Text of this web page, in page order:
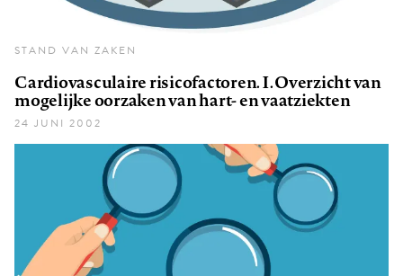
STAND VAN ZAKEN
Cardiovasculaire risicofactoren. I. Overzicht van
mogelijke oorzaken van hart- en vaatziekten
24 JUNI 2002